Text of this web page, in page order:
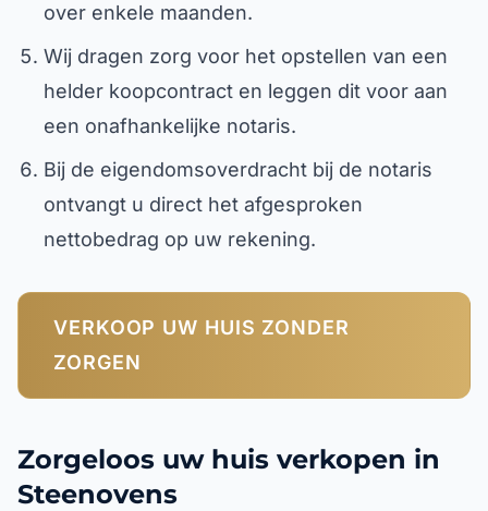
over enkele maanden.
Wij dragen zorg voor het opstellen van een
helder koopcontract en leggen dit voor aan
een onafhankelijke notaris.
Bij de eigendomsoverdracht bij de notaris
ontvangt u direct het afgesproken
nettobedrag op uw rekening.
VERKOOP UW HUIS ZONDER
ZORGEN
Zorgeloos uw huis verkopen in
Steenovens